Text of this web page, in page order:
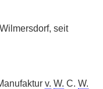
seit
v. W. C. W.